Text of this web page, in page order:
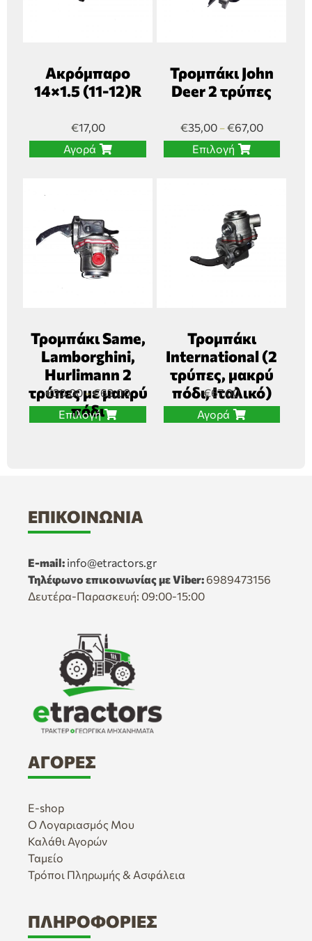
Ακρόμπαρο
14×1.5 (11-12)R
€17,00
Αγορά
Τρομπάκι John
Deer 2 τρύπες
€35,00–€67,00
Επιλογή
Τρομπάκι Same,
Lamborghini,
Hurlimann 2
τρύπες με μακρύ
πόδι
€30,00–€63,00
Επιλογή
Τρομπάκι
International (2
τρύπες, μακρύ
πόδι, Ιταλικό)
€67,00
Αγορά
ΕΠΙΚΟΙΝΩΝΊΑ
E-mail: info@etractors.gr
Τηλέφωνο επικοινωνίας με Viber: 6989473156
Δευτέρα-Παρασκευή: 09:00-15:00
ΑΓΟΡΈΣ
E-shop
Ο Λογαριασμός Μου
Καλάθι Αγορών
Ταμείο
Τρόποι Πληρωμής & Ασφάλεια
ΠΛΗΡΟΦΟΡΊΕΣ